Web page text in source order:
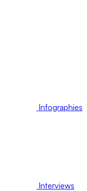
Infographies
Interviews